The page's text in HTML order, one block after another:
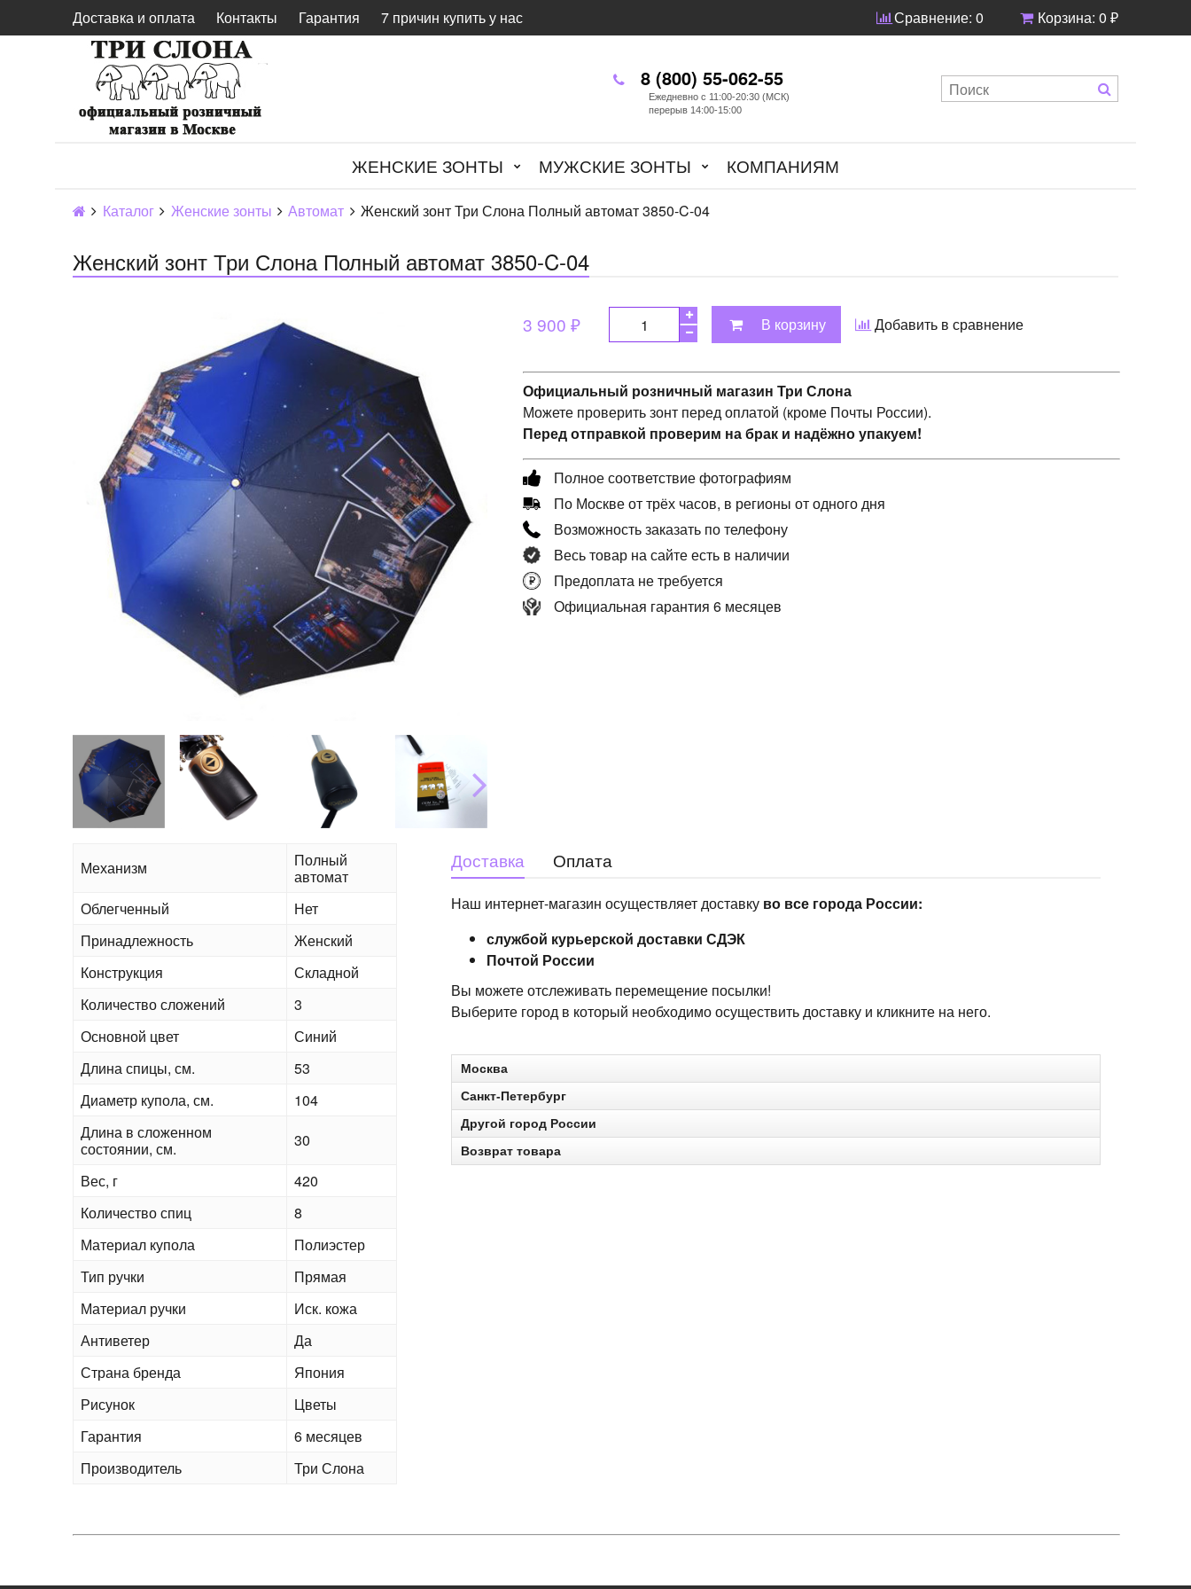
Доставка и оплата Контакты Гарантия 7 причин купить у нас Сравнение: 0 Корзина: 0 ₽
8 (800) 55-062-55
Ежедневно с 11:00-20:30 (МСК)
перерыв 14:00-15:00
ЖЕНСКИЕ ЗОНТЫ МУЖСКИЕ ЗОНТЫ КОМПАНИЯМ
Каталог Женские зонты Автомат Женский зонт Три Слона Полный автомат 3850-C-04
Женский зонт Три Слона Полный автомат 3850-C-04
3 900 ₽ В корзину Добавить в сравнение
Официальный розничный магазин Три Слона
Можете проверить зонт перед оплатой (кроме Почты России).
Перед отправкой проверим на брак и надёжно упакуем!
Полное соответствие фотографиям
По Москве от трёх часов, в регионы от одного дня
Возможность заказать по телефону
Весь товар на сайте есть в наличии
Предоплата не требуется
Официальная гарантия 6 месяцев
Механизм
Полный
автомат
Облегченный
Нет
Принадлежность
Женский
Конструкция
Складной
Количество сложений
3
Основной цвет
Синий
Длина спицы, см.
53
Диаметр купола, см.
104
Длина в сложенном
состоянии, см.
30
Вес, г
420
Количество спиц
8
Материал купола
Полиэстер
Тип ручки
Прямая
Материал ручки
Иск. кожа
Антиветер
Да
Страна бренда
Япония
Рисунок
Цветы
Гарантия
6 месяцев
Производитель
Три Слона
Доставка Оплата
Наш интернет-магазин осуществляет доставку во все города России:
службой курьерской доставки СДЭК
Почтой России
Вы можете отслеживать перемещение посылки!
Выберите город в который необходимо осуществить доставку и кликните на него.
Москва
Санкт-Петербург
Другой город России
Возврат товара